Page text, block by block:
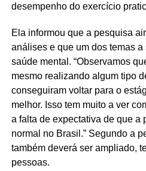
desempenho do exercício
Ela informou que a pesquisa
análises e que um dos temas
saúde mental. “Observamos
mesmo realizando algum tipo
conseguiram voltar para o
melhor. Isso tem muito a ver
a falta de expectativa de que a
normal no Brasil.” Segundo a
também deverá ser ampliado,
pessoas.